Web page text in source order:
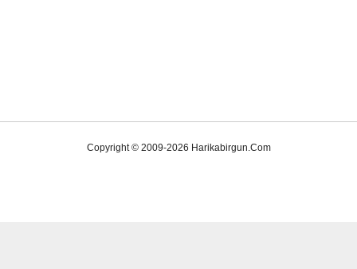
Copyright © 2009-2026 Harikabirgun.Com